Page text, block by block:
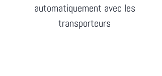
automatiquement avec les
transporteurs